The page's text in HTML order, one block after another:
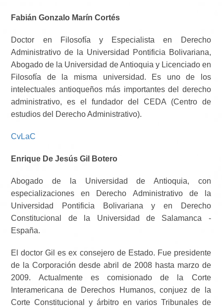
Fabián Gonzalo Marín Cortés
Doctor en Filosofía y Especialista en Derecho
Administrativo de la Universidad Pontificia Bolivariana,
Abogado de la Universidad de Antioquia y Licenciado en
Filosofía de la misma universidad. Es uno de los
intelectuales antioqueños más importantes del derecho
administrativo, es el fundador del CEDA (Centro de
estudios del Derecho Administrativo).
CvLaC
Enrique De Jesús Gil Botero
Abogado de la Universidad de Antioquia, con
especializaciones en Derecho Administrativo de la
Universidad Pontificia Bolivariana y en Derecho
Constitucional de la Universidad de Salamanca -
España.
El doctor Gil es ex consejero de Estado. Fue presidente
de la Corporación desde abril de 2008 hasta marzo de
2009. Actualmente es comisionado de la Corte
Interamericana de Derechos Humanos, conjuez de la
Corte Constitucional y árbitro en varios Tribunales de